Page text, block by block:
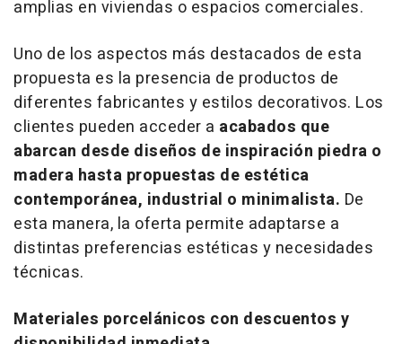
amplias en viviendas o espacios comerciales.
Uno de los aspectos más destacados de esta
propuesta es la presencia de productos de
diferentes fabricantes y estilos decorativos. Los
clientes pueden acceder a acabados que
abarcan desde diseños de inspiración piedra o
madera hasta propuestas de estética
contemporánea, industrial o minimalista. De
esta manera, la oferta permite adaptarse a
distintas preferencias estéticas y necesidades
técnicas.
Materiales porcelánicos con descuentos y